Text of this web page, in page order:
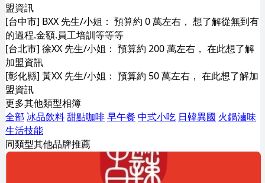
盟資訊
[台中市] BXX 先生/小姐： 預算約 0 萬左右， 想了解從無到有
的過程.金額.員工培訓等等等
[台北市] 徐XX 先生/小姐： 預算約 200 萬左右， 在此想了解
加盟資訊
[彰化縣] 黃XX 先生/小姐： 預算約 50 萬左右， 在此想了解加
盟資訊
更多其他類型相簿
全部 冰品飲料甜點咖啡早午餐 中式小吃 日韓異國 火鍋滷味
生活技能
同類型其他品牌推薦